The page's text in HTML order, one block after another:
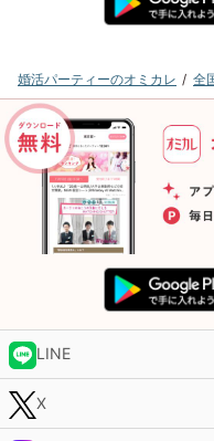
婚活パーティーのオミカレ 全
LINE
X